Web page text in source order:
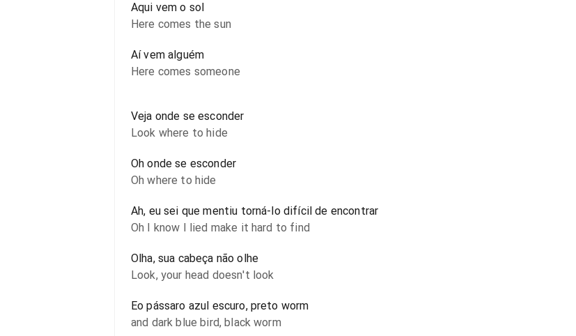
Aqui vem o sol
Here comes the sun
Aí vem alguém
Here comes someone
Veja onde se esconder
Look where to hide
Oh onde se esconder
Oh where to hide
Ah, eu sei que mentiu torná-lo difícil de encontrar
Oh I know I lied make it hard to find
Olha, sua cabeça não olhe
Look, your head doesn't look
Eo pássaro azul escuro, preto worm
and dark blue bird, black worm